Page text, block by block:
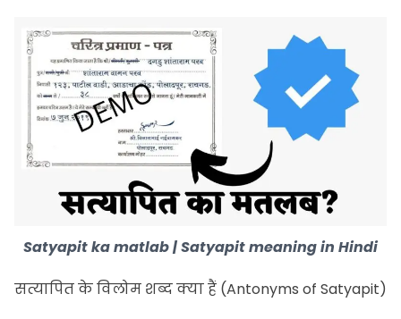
Satyapit ka matlab | Satyapit meaning in Hindi
सत्यापित के विलोम शब्द क्या हैं (Antonyms of Satyapit)